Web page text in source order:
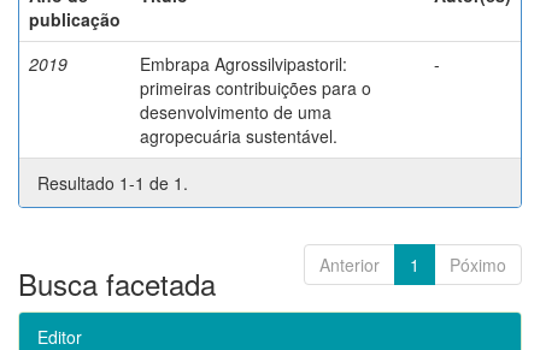
publicação
2019
Embrapa Agrossilvipastoril:
primeiras contribuições para o
desenvolvimento de uma
agropecuária sustentável.
-
Resultado 1-1 de 1.
Anterior 1 Póximo
Busca facetada
Editor